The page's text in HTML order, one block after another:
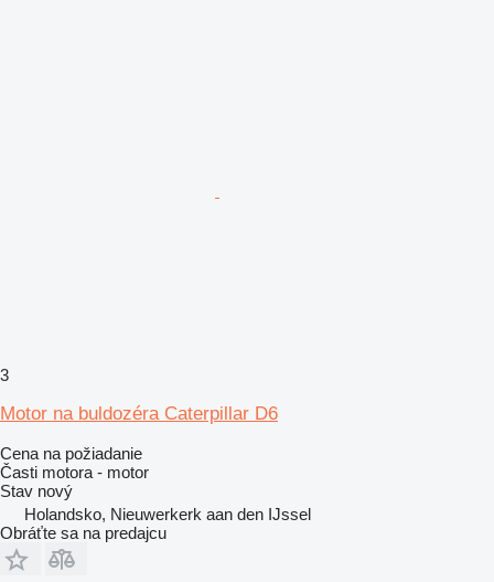
3
Motor na buldozéra Caterpillar D6
Cena na požiadanie
Časti motora - motor
Stav nový
Holandsko, Nieuwerkerk aan den IJssel
Obráťte sa na predajcu